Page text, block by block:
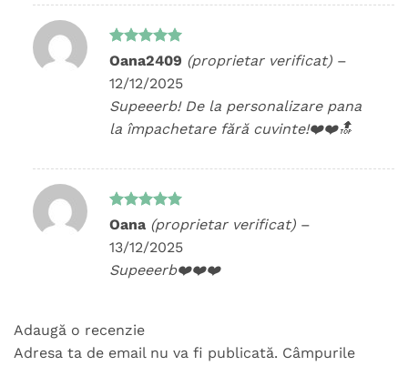
Evaluat la
Oana2409 (proprietar verificat) –
12/12/2025
Supeeerb! De la personalizare pana
la împachetare fără cuvinte!❤️❤️🔝
Evaluat la
5din 5
Oana (proprietar verificat) –
13/12/2025
Supeeerb❤️❤️❤️
Adaugă o recenzie
Adresa ta de email nu va fi publicată. Câmpurile